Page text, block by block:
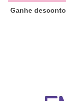
Ganhe